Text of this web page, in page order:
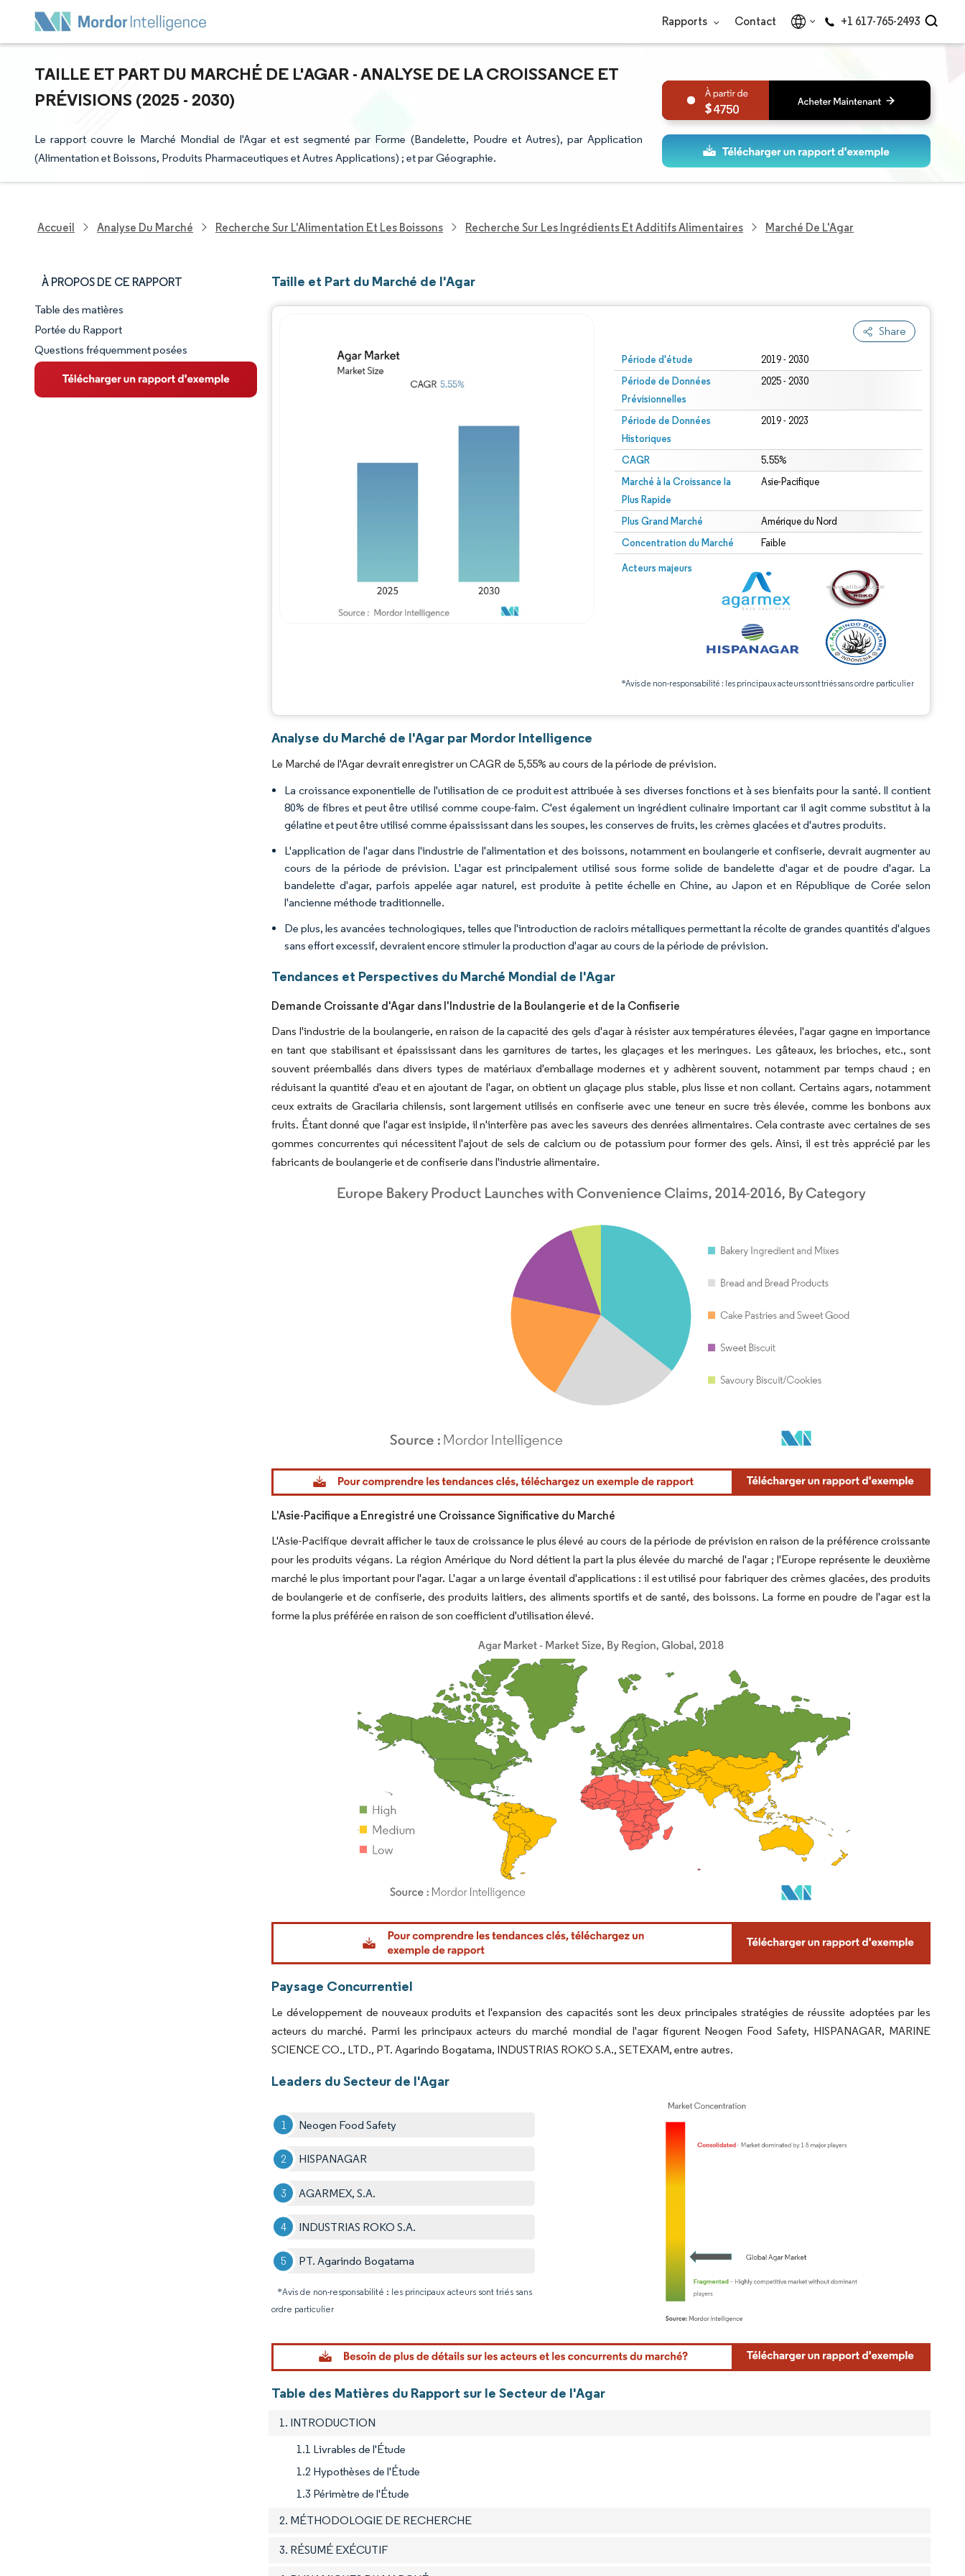
Rapports Contact +1 617-765-2493
TAILLE ET PART DU MARCHÉ DE L'AGAR - ANALYSE DE LA CROISSANCE ET
PRÉVISIONS (2025 - 2030)
Le rapport couvre le Marché Mondial de l'Agar et est segmenté par Forme (Bandelette, Poudre et Autres), par Application
(Alimentation et Boissons, Produits Pharmaceutiques et Autres Applications) ; et par Géographie.
4750
Accueil Analyse Du Marché Recherche Sur L'Alimentation Et Les Boissons Recherche Sur Les Ingrédients Et Additifs Alimentaires Marché De L'Agar
À PROPOS DE CE RAPPORT
Aperçu du marché
VUE D’ENSEMBLE DU MARCHÉ
Principales tendances du marché
Table des matières
Portée du Rapport
Questions fréquemment posées
Taille et Part du Marché de l'Agar
Share
Période d'étude 2019 - 2030
Période de Données
Prévisionnelles
2025 - 2030
Période de Données
Historiques
2019 - 2023
CAGR 5.55%
Marché à la Croissance la
Plus Rapide
Asie-Pacifique
Plus Grand Marché Amérique du Nord
Concentration du Marché Faible
Acteurs majeurs
*Avis de non-responsabilité : les principaux acteurs sont triés sans ordre particulier
Analyse du Marché de l'Agar par Mordor Intelligence
Le Marché de l'Agar devrait enregistrer un CAGR de 5,55% au cours de la période de prévision.
La croissance exponentielle de l'utilisation de ce produit est attribuée à ses diverses fonctions et à ses bienfaits pour la santé. Il contient
80% de fibres et peut être utilisé comme coupe-faim. C'est également un ingrédient culinaire important car il agit comme substitut à la
gélatine et peut être utilisé comme épaississant dans les soupes, les conserves de fruits, les crèmes glacées et d'autres produits.
L'application de l'agar dans l'industrie de l'alimentation et des boissons, notamment en boulangerie et confiserie, devrait augmenter au
cours de la période de prévision. L'agar est principalement utilisé sous forme solide de bandelette d'agar et de poudre d'agar. La
bandelette d'agar, parfois appelée agar naturel, est produite à petite échelle en Chine, au Japon et en République de Corée selon
l'ancienne méthode traditionnelle.
De plus, les avancées technologiques, telles que l'introduction de racloirs métalliques permettant la récolte de grandes quantités d'algues
sans effort excessif, devraient encore stimuler la production d'agar au cours de la période de prévision.
Tendances et Perspectives du Marché Mondial de l'Agar
Demande Croissante d'Agar dans l'Industrie de la Boulangerie et de la Confiserie
Dans l'industrie de la boulangerie, en raison de la capacité des gels d'agar à résister aux températures élevées, l'agar gagne en importance
en tant que stabilisant et épaississant dans les garnitures de tartes, les glaçages et les meringues. Les gâteaux, les brioches, etc., sont
souvent préemballés dans divers types de matériaux d'emballage modernes et y adhèrent souvent, notamment par temps chaud ; en
réduisant la quantité d'eau et en ajoutant de l'agar, on obtient un glaçage plus stable, plus lisse et non collant. Certains agars, notamment
ceux extraits de Gracilaria chilensis, sont largement utilisés en confiserie avec une teneur en sucre très élevée, comme les bonbons aux
fruits. Étant donné que l'agar est insipide, il n'interfère pas avec les saveurs des denrées alimentaires. Cela contraste avec certaines de ses
gommes concurrentes qui nécessitent l'ajout de sels de calcium ou de potassium pour former des gels. Ainsi, il est très apprécié par les
fabricants de boulangerie et de confiserie dans l'industrie alimentaire.
Image © Mordor Intelligence. La réutilisation nécessite une attribution sous CC BY 4.0.
L'Asie-Pacifique a Enregistré une Croissance Significative du Marché
L'Asie-Pacifique devrait afficher le taux de croissance le plus élevé au cours de la période de prévision en raison de la préférence croissante
pour les produits végans. La région Amérique du Nord détient la part la plus élevée du marché de l'agar ; l'Europe représente le deuxième
marché le plus important pour l'agar. L'agar a un large éventail d'applications : il est utilisé pour fabriquer des crèmes glacées, des produits
de boulangerie et de confiserie, des produits laitiers, des aliments sportifs et de santé, des boissons. La forme en poudre de l'agar est la
forme la plus préférée en raison de son coefficient d'utilisation élevé.
Image © Mordor Intelligence. La réutilisation nécessite une attribution sous CC BY 4.0.
Paysage Concurrentiel
Le développement de nouveaux produits et l'expansion des capacités sont les deux principales stratégies de réussite adoptées par les
acteurs du marché. Parmi les principaux acteurs du marché mondial de l'agar figurent Neogen Food Safety, HISPANAGAR, MARINE
SCIENCE CO., LTD., PT. Agarindo Bogatama, INDUSTRIAS ROKO S.A., SETEXAM, entre autres.
Leaders du Secteur de l'Agar
Neogen Food Safety
HISPANAGAR
AGARMEX, S.A.
INDUSTRIAS ROKO S.A.
PT. Agarindo Bogatama
*Avis de non-responsabilité : les principaux acteurs sont triés sans
ordre particulier
Image © Mordor Intelligence. La réutilisation nécessite une attribution sous CC BY 4.0.
Table des Matières du Rapport sur le Secteur de l'Agar
1. INTRODUCTION
1.1 Livrables de l'Étude
1.2 Hypothèses de l'Étude
1.3 Périmètre de l'Étude
2. MÉTHODOLOGIE DE RECHERCHE
3. RÉSUMÉ EXÉCUTIF